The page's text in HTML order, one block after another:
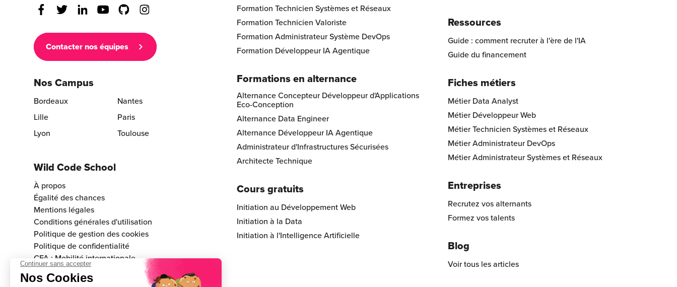
Contacter nos équipes
Nos Campus
Bordeaux
Lille
Lyon
Nantes
Paris
Toulouse
Wild Code School
À propos
Égalité des chances
Mentions légales
Conditions générales d'utilisation
Politique de gestion des cookies
Politique de confidentialité
CFA : Mobilité internationale
Consulter la validité du certificat Qualiopi
Formation Technicien Systèmes et Réseaux
Formation Technicien Valoriste
Formation Administrateur Système DevOps
Formation Développeur IA Agentique
Formations en alternance
Alternance Concepteur Développeur d'Applications
Eco-Conception
Alternance Data Engineer
Alternance Développeur IA Agentique
Administrateur d'Infrastructures Sécurisées
Architecte Technique
Cours gratuits
Initiation au Développement Web
Initiation à la Data
Initiation à l'Intelligence Artificielle
Ressources
Guide : comment recruter à l'ère de l'IA
Guide du financement
Fiches métiers
Métier Data Analyst
Métier Développeur Web
Métier Technicien Systèmes et Réseaux
Métier Administrateur DevOps
Métier Administrateur Systèmes et Réseaux
Entreprises
Recrutez vos alternants
Formez vos talents
Blog
Voir tous les articles